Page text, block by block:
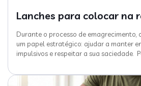
Lanches para colocar na
Durante o processo de emagrecimento,
um papel estratégico: ajudar a manter
impulsivos e respeitar a sua saciedade.